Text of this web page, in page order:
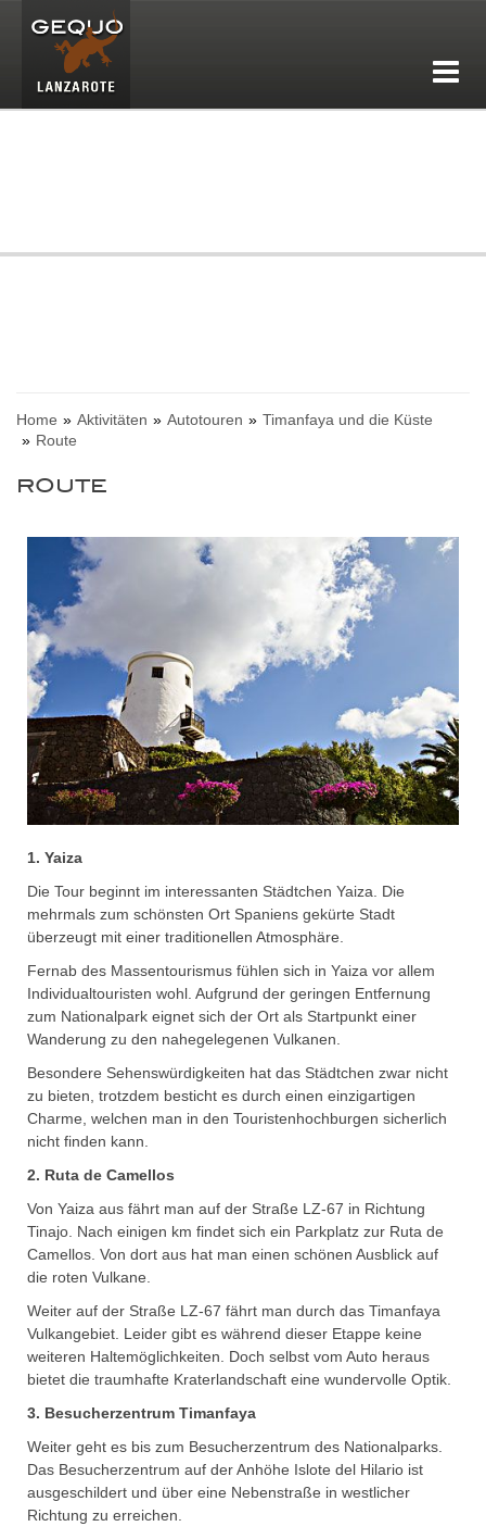
Home Aktivitäten Autotouren
Timanfaya und die Küste
Route
ROUTE
1. Yaiza
Die Tour beginnt im interessanten Städtchen Yaiza. Die
mehrmals zum schönsten Ort Spaniens gekürte Stadt
überzeugt mit einer traditionellen Atmosphäre.
Fernab des Massentourismus fühlen sich in Yaiza vor allem
Individualtouristen wohl. Aufgrund der geringen Entfernung
zum Nationalpark eignet sich der Ort als Startpunkt einer
Wanderung zu den nahegelegenen Vulkanen.
Besondere Sehenswürdigkeiten hat das Städtchen zwar nicht
zu bieten, trotzdem besticht es durch einen einzigartigen
Charme, welchen man in den Touristenhochburgen sicherlich
nicht finden kann.
2. Ruta de Camellos
Von Yaiza aus fährt man auf der Straße LZ-67 in Richtung
Tinajo. Nach einigen km findet sich ein Parkplatz zur Ruta de
Camellos. Von dort aus hat man einen schönen Ausblick auf
die roten Vulkane.
Weiter auf der Straße LZ-67 fährt man durch das Timanfaya
Vulkangebiet. Leider gibt es während dieser Etappe keine
weiteren Haltemöglichkeiten. Doch selbst vom Auto heraus
bietet die traumhafte Kraterlandschaft eine wundervolle Optik.
3. Besucherzentrum Timanfaya
Weiter geht es bis zum Besucherzentrum des Nationalparks.
Das Besucherzentrum auf der Anhöhe Islote del Hilario ist
ausgeschildert und über eine Nebenstraße in westlicher
Richtung zu erreichen.